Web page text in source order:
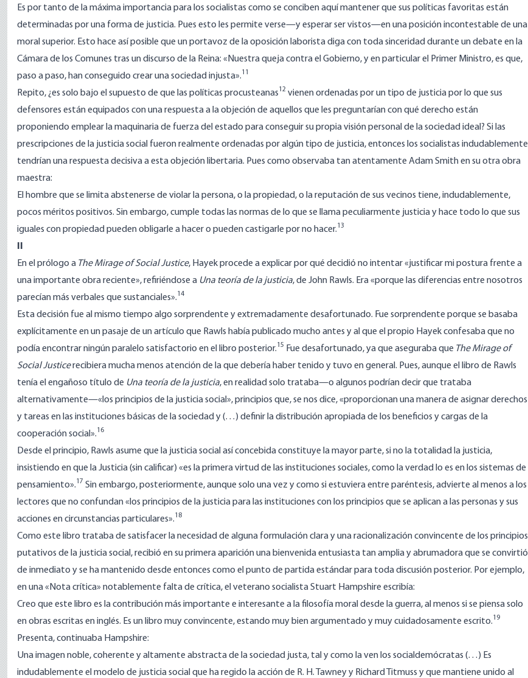
Es por tanto de la máxima importancia para los socialistas como se conciben aquí mantener que sus políticas favoritas están
determinadas por una forma de justicia. Pues esto les permite verse—y esperar ser vistos—en una posición incontestable de una
moral superior. Esto hace así posible que un portavoz de la oposición laborista diga con toda sinceridad durante un debate en la
Cámara de los Comunes tras un discurso de la Reina: «Nuestra queja contra el Gobierno, y en particular el Primer Ministro, es que,
paso a paso, han conseguido crear una sociedad injusta».11
Repito, ¿es solo bajo el supuesto de que las políticas procusteanas12 vienen ordenadas por un tipo de justicia por lo que sus
defensores están equipados con una respuesta a la objeción de aquellos que les preguntarían con qué derecho están
proponiendo emplear la maquinaria de fuerza del estado para conseguir su propia visión personal de la sociedad ideal? Si las
prescripciones de la justicia social fueron realmente ordenadas por algún tipo de justicia, entonces los socialistas indudablemente
tendrían una respuesta decisiva a esta objeción libertaria. Pues como observaba tan atentamente Adam Smith en su otra obra
maestra:
El hombre que se limita abstenerse de violar la persona, o la propiedad, o la reputación de sus vecinos tiene, indudablemente,
pocos méritos positivos. Sin embargo, cumple todas las normas de lo que se llama peculiarmente justicia y hace todo lo que sus
iguales con propiedad pueden obligarle a hacer o pueden castigarle por no hacer.13
En el prólogo a The Mirage of Social Justice, Hayek procede a explicar por qué decidió no intentar «justificar mi postura frente a
una importante obra reciente», refiriéndose a Una teoría de la justicia, de John Rawls. Era «porque las diferencias entre nosotros
parecían más verbales que sustanciales».14
Esta decisión fue al mismo tiempo algo sorprendente y extremadamente desafortunado. Fue sorprendente porque se basaba
explícitamente en un pasaje de un artículo que Rawls había publicado mucho antes y al que el propio Hayek confesaba que no
podía encontrar ningún paralelo satisfactorio en el libro posterior.15 Fue desafortunado, ya que aseguraba que The Mirage of
Social Justicerecibiera mucha menos atención de la que debería haber tenido y tuvo en general. Pues, aunque el libro de Rawls
tenía el engañoso título de Una teoría de la justicia, en realidad solo trataba—o algunos podrían decir que trataba
alternativamente—«los principios de la justicia social», principios que, se nos dice, «proporcionan una manera de asignar derechos
y tareas en las instituciones básicas de la sociedad y (…) definir la distribución apropiada de los beneficios y cargas de la
cooperación social».16
Desde el principio, Rawls asume que la justicia social así concebida constituye la mayor parte, si no la totalidad la justicia,
insistiendo en que la Justicia (sin calificar) «es la primera virtud de las instituciones sociales, como la verdad lo es en los sistemas de
pensamiento».17 Sin embargo, posteriormente, aunque solo una vez y como si estuviera entre paréntesis, advierte al menos a los
lectores que no confundan «los principios de la justicia para las instituciones con los principios que se aplican a las personas y sus
acciones en circunstancias particulares».18
Como este libro trataba de satisfacer la necesidad de alguna formulación clara y una racionalización convincente de los principios
putativos de la justicia social, recibió en su primera aparición una bienvenida entusiasta tan amplia y abrumadora que se convirtió
de inmediato y se ha mantenido desde entonces como el punto de partida estándar para toda discusión posterior. Por ejemplo,
en una «Nota crítica» notablemente falta de crítica, el veterano socialista Stuart Hampshire escribía:
Creo que este libro es la contribución más importante e interesante a la filosofía moral desde la guerra, al menos si se piensa solo
en obras escritas en inglés. Es un libro muy convincente, estando muy bien argumentado y muy cuidadosamente escrito.19
Presenta, continuaba Hampshire:
Una imagen noble, coherente y altamente abstracta de la sociedad justa, tal y como la ven los socialdemócratas (…) Es
indudablemente el modelo de justicia social que ha regido la acción de R. H. Tawney y Richard Titmuss y que mantiene unido al